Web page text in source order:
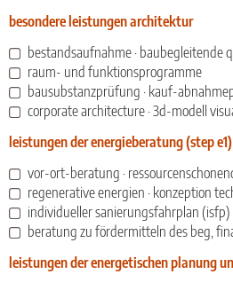
besondere leistungen architektur
bestandsaufnahme · baubegleitende
raum- und funktionsprogramme
bausubstanzprüfung · kauf-
corporate architecture · 3d-modell
leistungen der energieberatung (step e1)
vor-ort-beratung ·
regenerative energien · konzeption
individueller sanierungsfahrplan (isfp)
beratung zu fördermitteln des beg,
leistungen der energetischen planung